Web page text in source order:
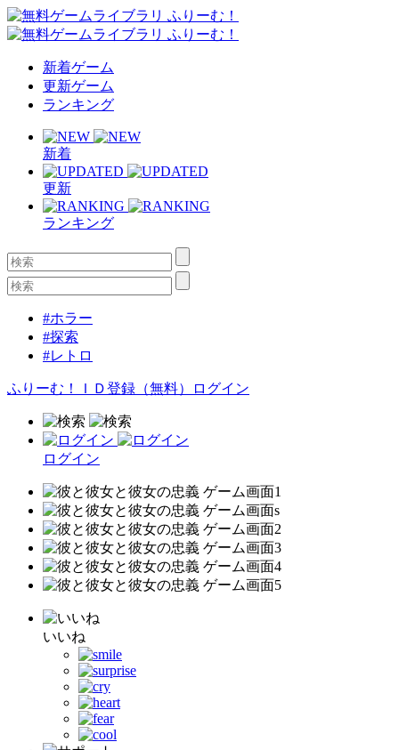
新着ゲーム
更新ゲーム
ランキング
新着
更新
ランキング
#ホラー
#探索
#レトロ
ふりーむ！ＩＤ登録（無料） ログイン
ログイン
いいね